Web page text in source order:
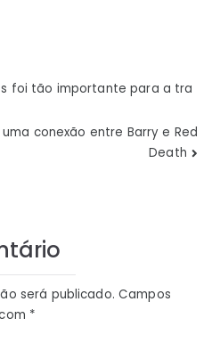
foi tão importante para a tra
conexão entre Barry e Red
Death
será publicado. Campos
*